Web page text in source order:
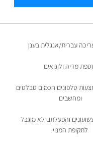
עברית/אנגלית בענן
מדיה ולוגואים
טלפונים חכמים טבלטים
ומחשבים
והפעלתם לא מוגבל
לתקופת המנוי